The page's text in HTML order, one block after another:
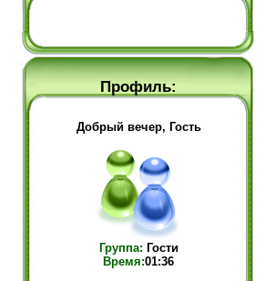
Профиль:
Добрый вечер, Гость
Группа: Гости
Время:01:36